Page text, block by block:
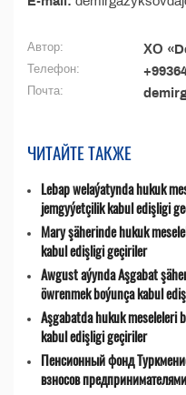
Автор: ХО
Телефон:
Почта:
ЧИТАЙТЕ ТАКЖЕ
Lebap welaýatynda hukuk
jemgyýetçilik kabul edişligi
Mary şäherinde hukuk
kabul edişligi geçiriler
Awgust aýynda Aşgabat
öwrenmek boýunça kabul
Aşgabatda hukuk meseleleri
kabul edişligi geçiriler
Пенсионный фонд
взносов предпринимателями